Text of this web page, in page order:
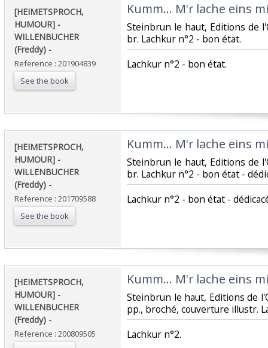
‎[HEIMETSPROCH,
HUMOUR] -
WILLENBUCHER
(Freddy) - ‎
Reference : 201904839
See the book
‎Kumm… M'r lache eins
‎Steinbrun le haut, Editions de
br. Lachkur n°2 - bon état.‎
‎Lachkur n°2 - bon état.‎
‎[HEIMETSPROCH,
HUMOUR] -
WILLENBUCHER
(Freddy) - ‎
Reference : 201709588
See the book
‎Kumm… M'r lache eins
‎Steinbrun le haut, Editions de
br. Lachkur n°2 - bon état -
‎Lachkur n°2 - bon état -
‎[HEIMETSPROCH,
HUMOUR] -
WILLENBUCHER
(Freddy) - ‎
Reference : 200809505
‎Kumm… M'r lache eins
‎Steinbrun le haut, Editions de
pp., broché, couverture illustr.
‎Lachkur n°2.‎